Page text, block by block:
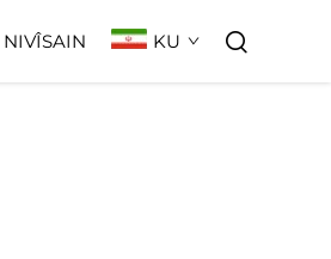
NIVÎSAIN KU